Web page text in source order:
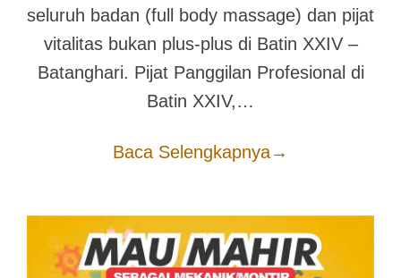
seluruh badan (full body massage) dan pijat
vitalitas bukan plus-plus di Batin XXIV –
Batanghari. Pijat Panggilan Profesional di
Batin XXIV,…
Baca Selengkapnya→